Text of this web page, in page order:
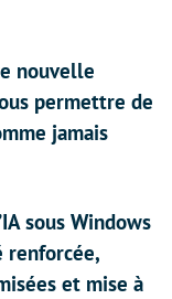
nouvelle
permettre de
jamais
sous Windows
et mise à